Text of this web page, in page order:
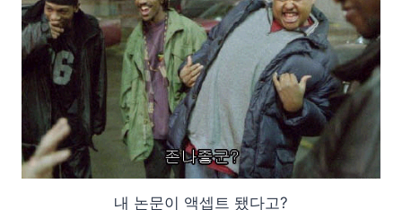
내 논문이 액셉트 됐다고?